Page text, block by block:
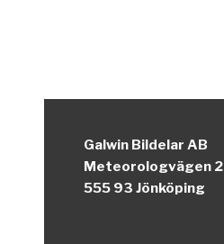
Galwin Bildelar AB
Meteorologvägen 2
555 93 Jönköping